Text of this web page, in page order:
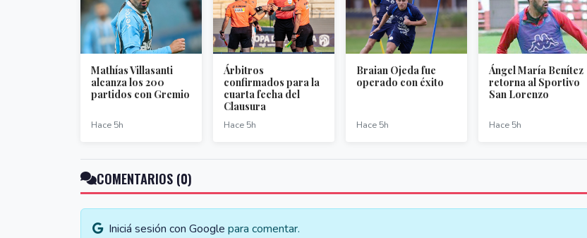
Mathías Villasanti
alcanza los 200
partidos con Gremio
Hace 5h
Árbitros
confirmados para la
cuarta fecha del
Clausura
Hace 5h
Braian Ojeda fue
operado con éxito
Hace 5h
Ángel María Benítez
retorna al Sportivo
San Lorenzo
Hace 5h
COMENTARIOS (0)
Iniciá sesión con Google para comentar.